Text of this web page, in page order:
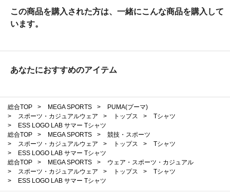
この商品を購入された方は、一緒にこんな商品を購入して
います。
あなたにおすすめのアイテム
総合TOP > MEGA SPORTS >
PUMA(プーマ)
>
スポーツ・カジュアルウェア > トップス >
Tシャツ
>
ESS LOGO LAB サマー Tシャツ
総合TOP
> MEGA SPORTS >
競技・スポーツ
>
スポーツ・カジュアルウェア > トップス >
Tシャツ
>
ESS LOGO LAB サマー Tシャツ
総合TOP
> MEGA SPORTS >
ウェア・スポーツ・カジュアル
>
スポーツ・カジュアルウェア > トップス >
Tシャツ
>
ESS LOGO LAB サマー Tシャツ